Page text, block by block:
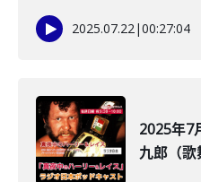
2025.07.22|00:27:04
2025年7
九郎（歌